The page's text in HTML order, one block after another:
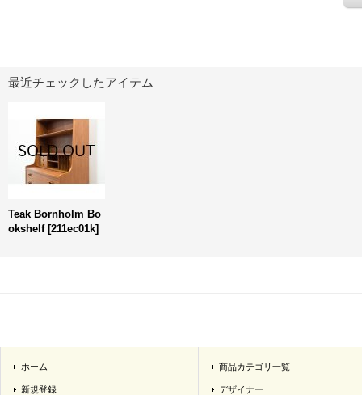
最近チェックしたアイテム
Teak Bornholm Bo
okshelf [211ec01k]
ホーム
新規登録
商品カテゴリ一覧
デザイナー